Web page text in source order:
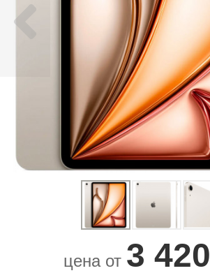
цена от 3 420